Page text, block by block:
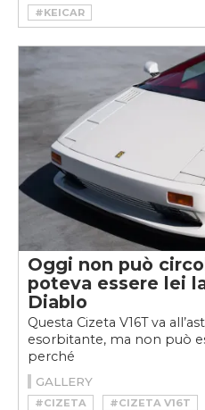
#KEICAR
Oggi non può
poteva essere lei
Diablo
Questa Cizeta V16T va
esorbitante, ma non può
perché
GALLERY
#CIZETA
#CIZETA V16T